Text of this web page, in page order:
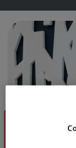
Enrique Pérez
Medikuntza